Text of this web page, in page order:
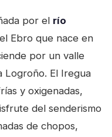
por el río
Ebro que nace en
por un valle
Logroño. El Iregua
y oxigenadas,
del senderismo
de chopos,